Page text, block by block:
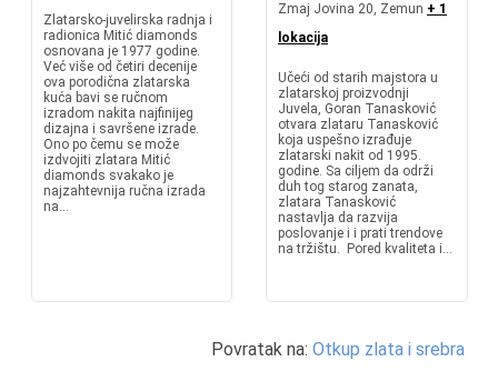
Zlatarsko-juvelirska radnja i
radionica Mitić diamonds
osnovana je 1977 godine.
Već više od četiri decenije
ova porodična zlatarska
kuća bavi se ručnom
izradom nakita najfinijeg
dizajna i savršene izrade.
Ono po čemu se može
izdvojiti zlatara Mitić
diamonds svakako je
najzahtevnija ručna izrada
na...
Zmaj Jovina 20, Zemun + 1
lokacija
Učeći od starih majstora u
zlatarskoj proizvodnji
Juvela, Goran Tanasković
otvara zlataru Tanasković
koja uspešno izrađuje
zlatarski nakit od 1995.
godine. Sa ciljem da održi
duh tog starog zanata,
zlatara Tanasković
nastavlja da razvija
poslovanje i i prati trendove
na tržištu. Pored kvaliteta i...
Povratak na: Otkup zlata i srebra